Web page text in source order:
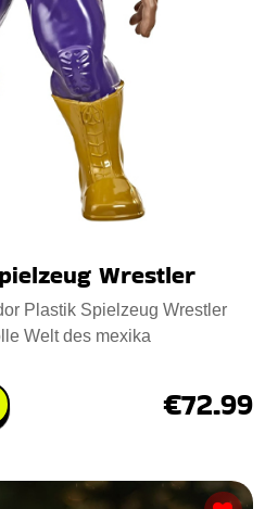
Wrestler
Plastik Spielzeug Wrestler
Welt des mexika
€72.99